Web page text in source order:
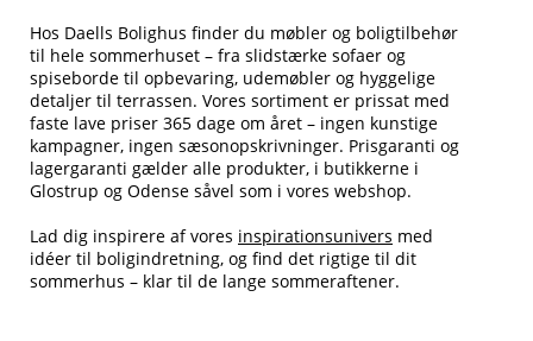
Hos Daells Bolighus finder du møbler og boligtilbehør
til hele sommerhuset – fra slidstærke sofaer og
spiseborde til opbevaring, udemøbler og hyggelige
detaljer til terrassen. Vores sortiment er prissat med
faste lave priser 365 dage om året – ingen kunstige
kampagner, ingen sæsonopskrivninger. Prisgaranti og
lagergaranti gælder alle produkter, i butikkerne i
Glostrup og Odense såvel som i vores webshop.
Lad dig inspirere af vores inspirationsunivers med
idéer til boligindretning, og find det rigtige til dit
sommerhus – klar til de lange sommeraftener.